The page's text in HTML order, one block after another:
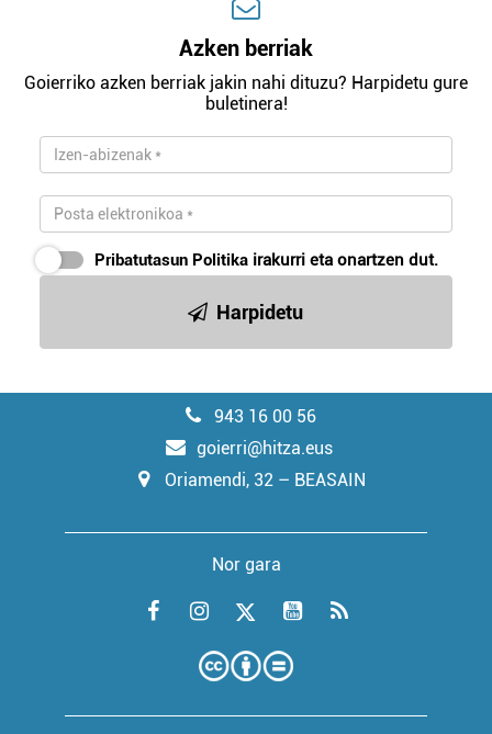
Azken berriak
Goierriko azken berriak jakin nahi dituzu? Harpidetu gure
buletinera!
Pribatutasun Politika irakurri eta onartzen dut.
Harpidetu
943 16 00 56
goierri@hitza.eus
Oriamendi, 32 – BEASAIN
Nor gara